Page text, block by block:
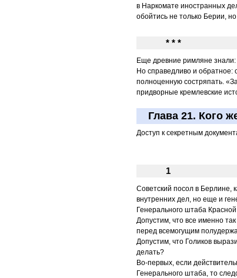
в Наркомате иностранных
обойтись не только Берии,
* * *
Еще древние римляне знали:
Но справедливо и
полноценную состряпать.
придворные кремлевские
Глава 21. Кого
Доступ к секретным
1
Советский посол в Берлине,
внутренних дел, но еще и
Генерального штаба
Допустим, что все именно
перед всемогущим
Допустим, что Голиков
делать?
Во-первых, если
Генерального штаба, то